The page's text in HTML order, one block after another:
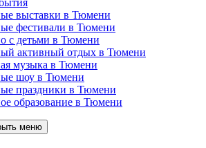
выставки в Тюмени
фестивали в Тюмени
с детьми в Тюмени
активный отдых в Тюмени
музыка в Тюмени
шоу в Тюмени
праздники в Тюмени
образование в Тюмени
меню